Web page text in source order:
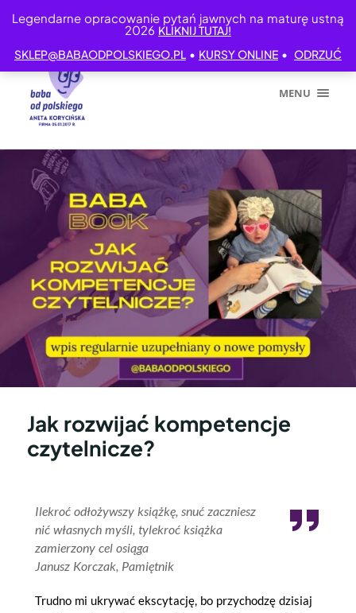
Legendarne opracowanie pytań jawnych na maturę ustną
2026 KLIKNIJ TUTAJ!
SKLEP@BABAODPOLSKIEGO.PL • KURSY ONLINE • ODRZUĆ
MENU
Jak rozwijać kompetencje
czytelnicze?
Ilekroć odłożywszy książkę, snuć zaczniesz
nić własnych myśli, tylekroć książka
zamierzony cel osiąga
Janusz Korczak, Pamiętnik
Trudno mi ukrywać ekscytację, bo przychodzę dzisiaj